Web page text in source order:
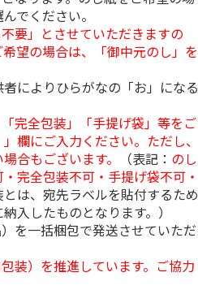
でください。
要」とさせていただきますの
望の場合は、「御中元のし」を
によりひらがなの「お」になる
完全包装」「手提げ袋」等をご
欄にご入力ください。ただし、
合もございます。
（表記： のし
完全包装不可・手提げ袋不可・
は、宛先ラベルを貼付するため
入したものとなります。）
を一括梱包で発送させていただ
装）を推進しています。ご協力